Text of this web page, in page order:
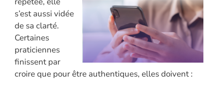
s’est aussi vidée
de sa clarté.
Certaines
praticiennes
finissent par
croire que pour être authentiques, elles doivent :